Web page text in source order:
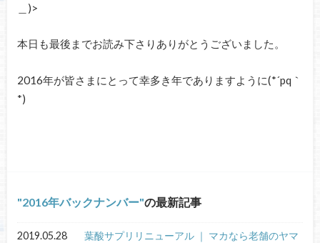
＿)>
本日も最後までお読み下さりありがとうございました。
2016年が皆さまにとって幸多き年でありますように(*´pq｀
*)
2016年バックナンバー の最新記事
2019.05.28
葉酸サプリリニューアル ｜ マカなら老舗のヤマ